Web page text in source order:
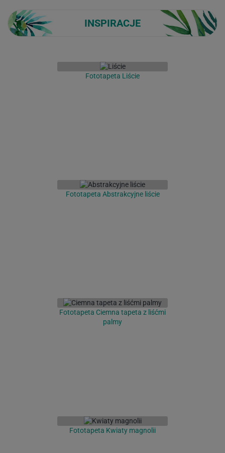
INSPIRACJE
Fototapeta Liście
Fototapeta Abstrakcyjne liście
Fototapeta Ciemna tapeta z liśćmi
palmy
Fototapeta Kwiaty magnolii